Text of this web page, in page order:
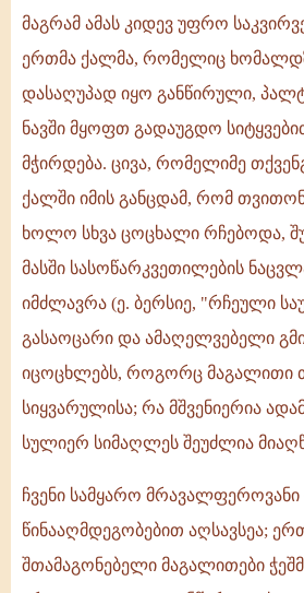
მაგრამ ამას კიდევ უფრო
ერთმა ქალმა, რომელიც
დასაღუპად იყო განწირული,
ნავში მყოფთ გადაუგდო
მჭირდება. ცივა, რომელიმე
ქალში იმის განცდამ, რომ
ხოლო სხვა ცოცხალი რჩებოდა,
მასში სასოწარკვეთილების
იმძლავრა (ე. ბერსიე, "რჩეული
გასაოცარი და ამაღელვებელი
იცოცხლებს, როგორც მაგალითი
სიყვარულისა; რა მშვენიერია
სულიერ სიმაღლეს შეუძლია
ჩვენი სამყარო
წინააღმდეგობებით აღსავსეა;
შთამაგონებელი მაგალითები